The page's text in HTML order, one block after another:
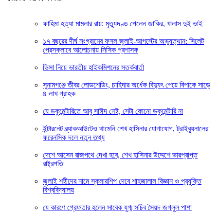
ফাহিমা হত্যা মামলার রায়: মৃত্যুদণ্ড পেলেন জাকির, খালাস দুই ভাই
১৭ বছরের দীর্ঘ সংগ্রামের ফসল জুলাই-আগস্টের অভ্যুত্থান: সিলেট
প্রেসক্লাবে আলোচনায় সিসিক প্রশাসক
ভিসা নিয়ে ভারতীয় হাইকমিশনের সতর্কবার্তা
সুনামগঞ্জে তীব্র লোডশেডিং, চাহিদার অর্ধেক বিদ্যুৎ পেয়ে বিপাকে সাড়ে
৪ লাখ গ্রাহক
যে ডকুমেন্টারিতে আবু সাঈদ নেই, সেটা কোনো ডকুমেন্টারি না
ইন্টারনেট ব্ল্যাকআউটেও থামেনি শেখ হাসিনার যোগাযোগ, ট্রাইব্যুনালের
ফরেনসিক দলে নতুন তথ্য
দেশে আসেন রাজপথে দেখা হবে, শেখ হাসিনার উদ্দেশে ভারপ্রাপ্ত
রাষ্ট্রপতি
জুলাই শহীদের নামে স্কলারশিপ দেবে শাহজালাল বিজ্ঞান ও প্রযুক্তি
বিশ্ববিদ্যালয়
যে কারণে গ্রেফতার হলেন সাবেক যুগ্ম সচিব সৈয়দ জগলুল পাশা